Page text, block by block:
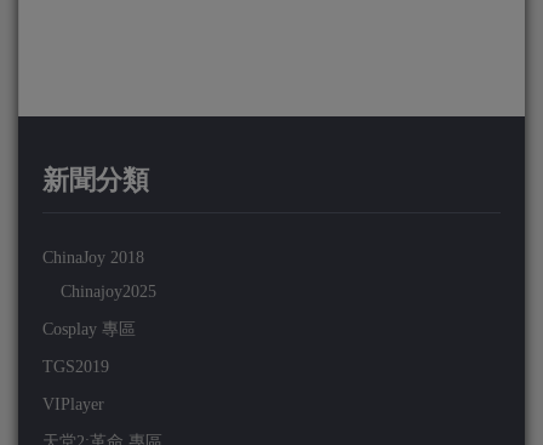
新聞分類
ChinaJoy 2018
Chinajoy2025
Cosplay 專區
TGS2019
VIPlayer